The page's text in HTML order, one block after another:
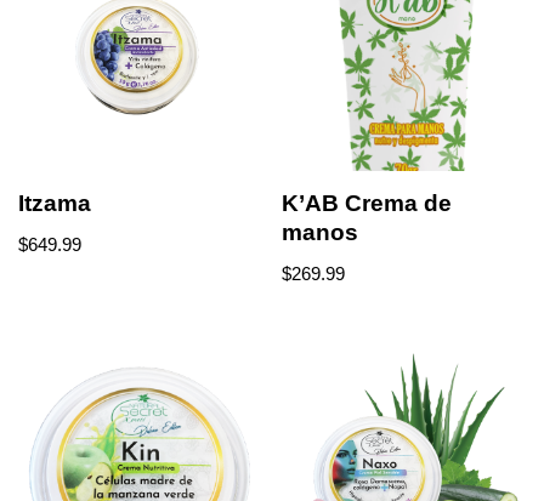
Itzama
$649.99
K’AB Crema de
manos
$269.99